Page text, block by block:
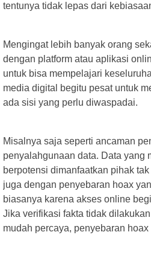
tentunya tidak lepas dari
Mengingat lebih banyak orang
dengan platform atau aplikasi
untuk bisa mempelajari
media digital begitu pesat untuk
ada sisi yang perlu diwaspadai.
Misalnya saja seperti ancaman
penyalahgunaan data. Data yang
berpotensi dimanfaatkan pihak
juga dengan penyebaran hoax
biasanya karena akses online
Jika verifikasi fakta tidak
mudah percaya, penyebaran